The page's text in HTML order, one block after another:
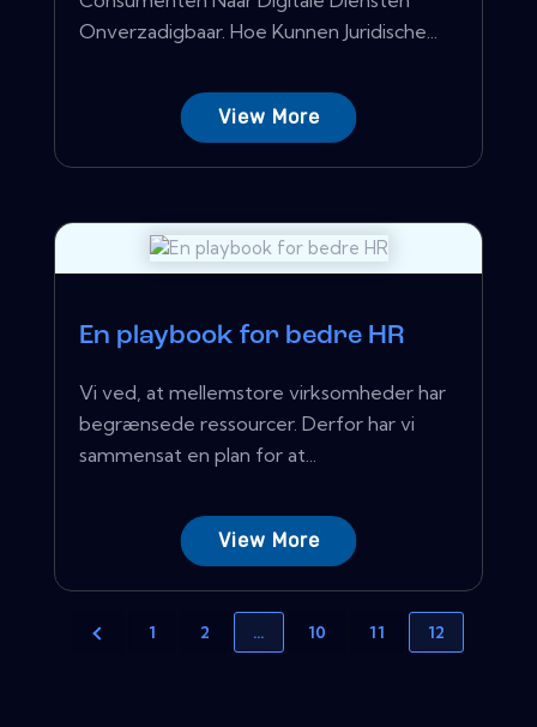
Onverzadigbaar. Hoe Kunnen Juridische...
View More
En playbook for bedre HR
Vi ved, at mellemstore virksomheder har
begrænsede ressourcer. Derfor har vi
sammensat en plan for at...
View More
1 2 … 10 11 12